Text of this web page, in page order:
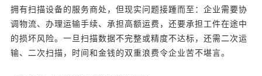
拥有扫描设备的服务商处，但现实问题接踵而至：企业需要协
调物流、办理运输手续、承担高额运费，还要承担工件在途中
的损坏风险。一旦扫描数据不完整或精度不达标，还需二次运
输、二次扫描，时间和金钱的双重浪费令企业苦不堪言。